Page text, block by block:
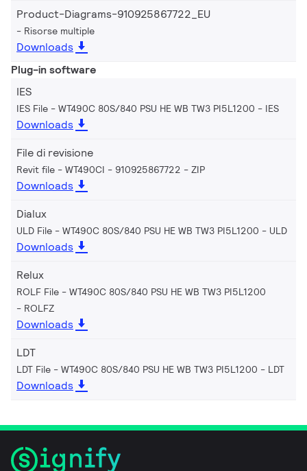
Product-Diagrams-910925867722_EU
Risorse multiple
Downloads
Plug-in software
IES
IES File - WT490C 80S/840 PSU HE WB TW3 PI5L1200 IES
Downloads
File di revisione
Revit file - WT490CI - 910925867722 ZIP
Downloads
Dialux
ULD File - WT490C 80S/840 PSU HE WB TW3 PI5L1200 ULD
Downloads
Relux
ROLF File - WT490C 80S/840 PSU HE WB TW3 PI5L1200
ROLFZ
Downloads
LDT
LDT File - WT490C 80S/840 PSU HE WB TW3 PI5L1200 LDT
Downloads